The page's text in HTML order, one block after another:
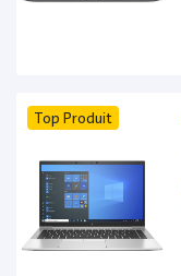
Top Produit